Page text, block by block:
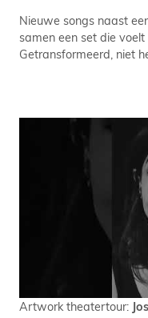
Nieuwe songs naast
samen een set die
Getransformeerd, niet
Artwork theatertour: